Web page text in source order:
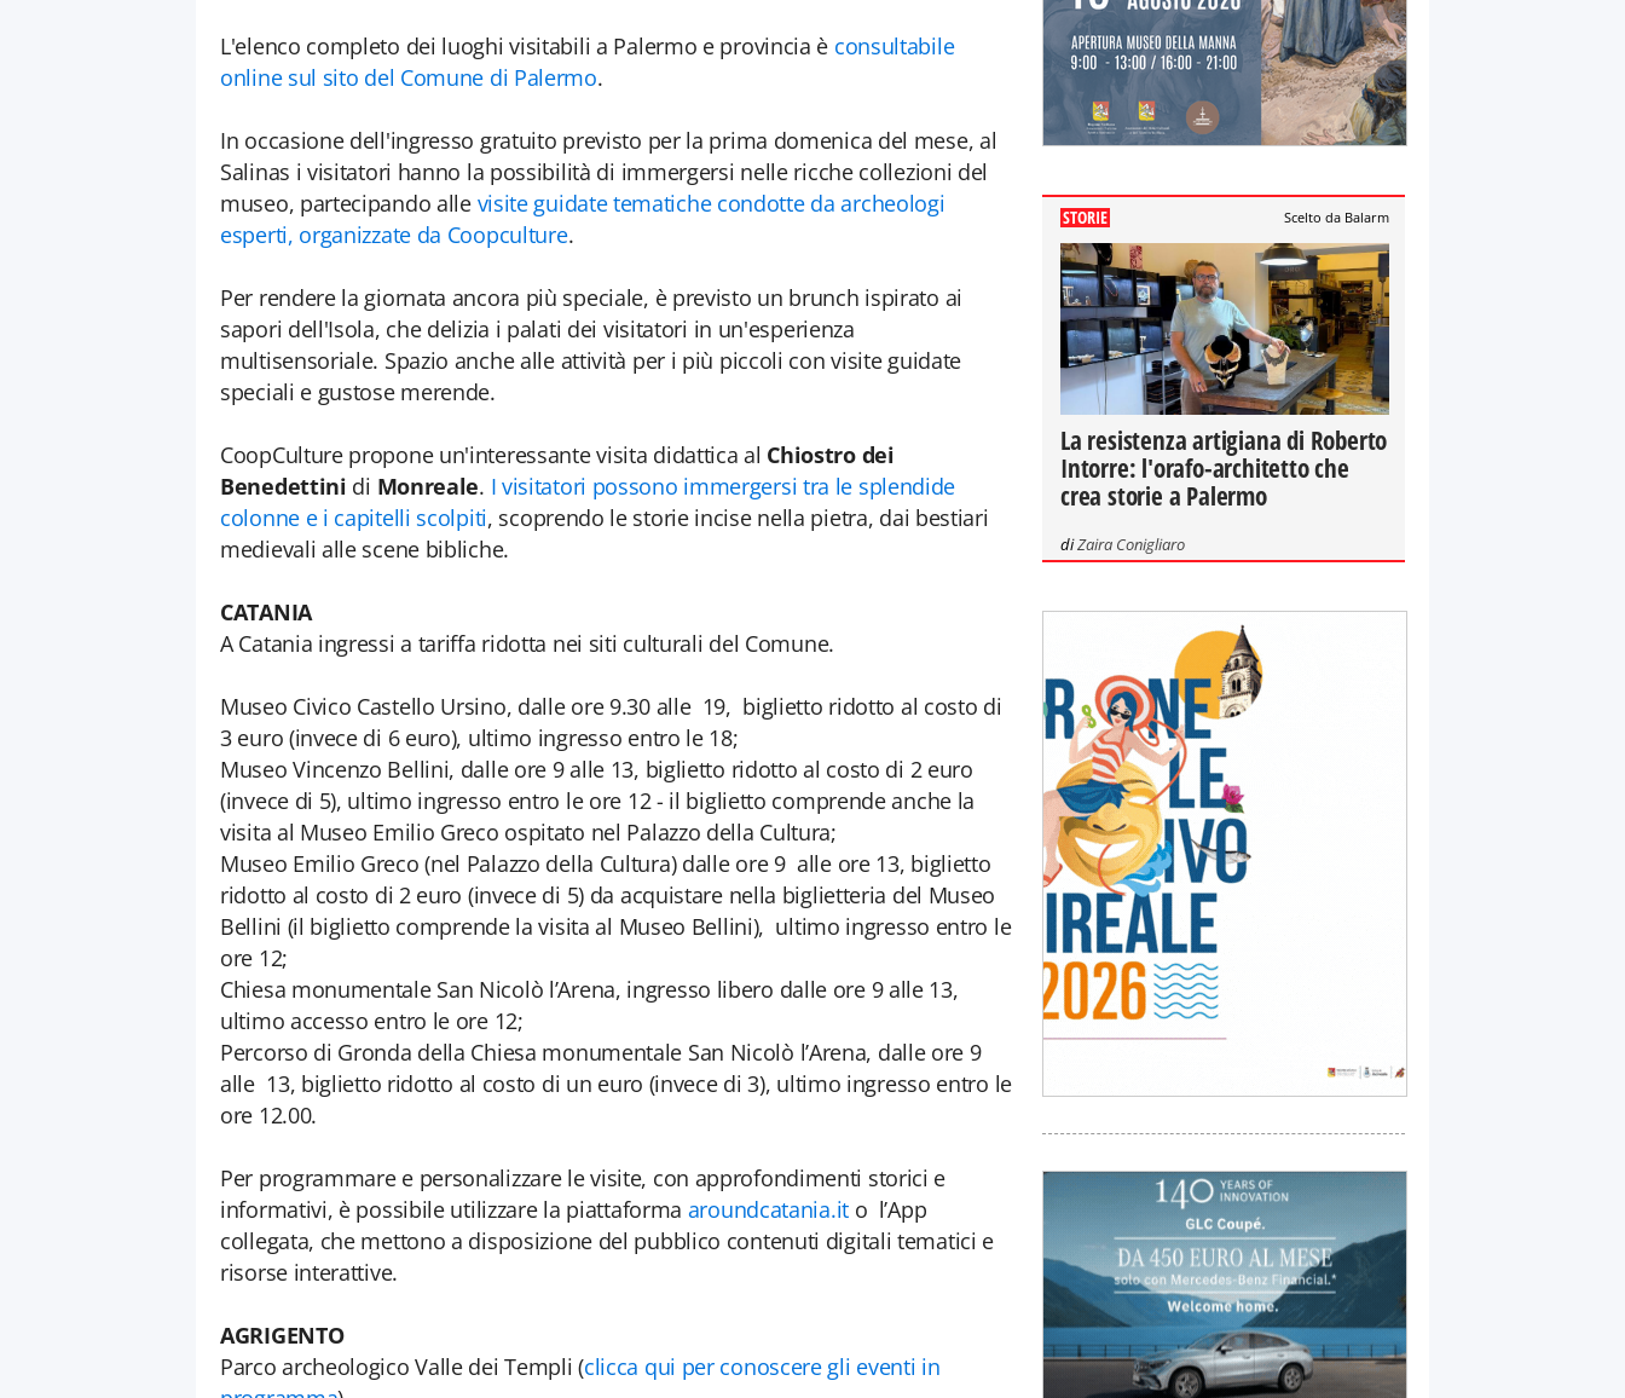
L'elenco completo dei luoghi visitabili a Palermo e provincia è consultabile
online sul sito del Comune di Palermo.
In occasione dell'ingresso gratuito previsto per la prima domenica del mese, al
Salinas i visitatori hanno la possibilità di immergersi nelle ricche collezioni del
museo, partecipando alle visite guidate tematiche condotte da archeologi
esperti, organizzate da Coopculture.
Per rendere la giornata ancora più speciale, è previsto un brunch ispirato ai
sapori dell'Isola, che delizia i palati dei visitatori in un'esperienza
multisensoriale. Spazio anche alle attività per i più piccoli con visite guidate
speciali e gustose merende.
CoopCulture propone un'interessante visita didattica al Chiostro dei
Benedettini di Monreale. I visitatori possono immergersi tra le splendide
colonne e i capitelli scolpiti, scoprendo le storie incise nella pietra, dai bestiari
medievali alle scene bibliche.
CATANIA
A Catania ingressi a tariffa ridotta nei siti culturali del Comune.
Museo Civico Castello Ursino, dalle ore 9.30 alle 19, biglietto ridotto al costo di
3 euro (invece di 6 euro), ultimo ingresso entro le 18;
Museo Vincenzo Bellini, dalle ore 9 alle 13, biglietto ridotto al costo di 2 euro
(invece di 5), ultimo ingresso entro le ore 12 - il biglietto comprende anche la
visita al Museo Emilio Greco ospitato nel Palazzo della Cultura;
Museo Emilio Greco (nel Palazzo della Cultura) dalle ore 9 alle ore 13, biglietto
ridotto al costo di 2 euro (invece di 5) da acquistare nella biglietteria del Museo
Bellini (il biglietto comprende la visita al Museo Bellini), ultimo ingresso entro le
ore 12;
Chiesa monumentale San Nicolò l’Arena, ingresso libero dalle ore 9 alle 13,
ultimo accesso entro le ore 12;
Percorso di Gronda della Chiesa monumentale San Nicolò l’Arena, dalle ore 9
alle 13, biglietto ridotto al costo di un euro (invece di 3), ultimo ingresso entro le
ore 12.00.
Per programmare e personalizzare le visite, con approfondimenti storici e
informativi, è possibile utilizzare la piattaforma aroundcatania.ito l’App
collegata, che mettono a disposizione del pubblico contenuti digitali tematici e
risorse interattive.
AGRIGENTO
Parco archeologico Valle dei Templi (clicca qui per conoscere gli eventi in
STORIE Scelto da Balarm
La resistenza artigiana di Roberto
Intorre: l'orafo-architetto che
crea storie a Palermo
diZaira Conigliaro